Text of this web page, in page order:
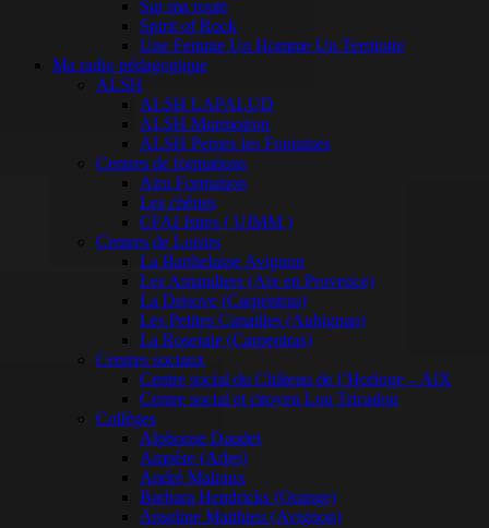
Sur ma route
Spirit of Rock
Une Femme Un Homme Un Territoire
Ma radio pédagogique
ALSH
ALSH LAPALUD
ALSH Mormoiron
ALSH Pernes les Fontaines
Centres de formations
Airo Formation
Les chênes
CFAI Istres ( UIMM )
Centres de Loisirs
La Barthelasse Avignon
Les Amandiers (Aix en Provence)
La Denove (Carpentras)
Les Petites Canailles (Aubignan)
La Roseraie (Carpentras)
Centres sociaux
Centre social du Château de l’Horloge – AIX
Centre social et citoyen Lou Tricadou
Collèges
Alphonse Daudet
Ampère (Arles)
André Malraux
Barbara Hendricks (Orange)
Anselme Matthieu (Avignon)